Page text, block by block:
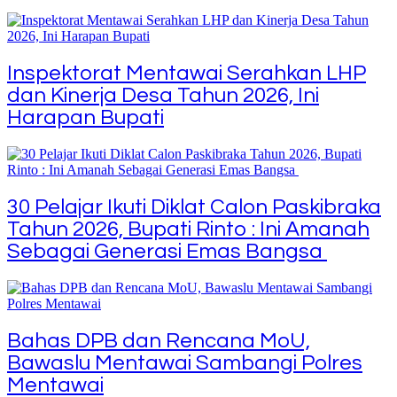
Inspektorat Mentawai Serahkan LHP
dan Kinerja Desa Tahun 2026, Ini
Harapan Bupati
30 Pelajar Ikuti Diklat Calon Paskibraka
Tahun 2026, Bupati Rinto : Ini Amanah
Sebagai Generasi Emas Bangsa
Bahas DPB dan Rencana MoU,
Bawaslu Mentawai Sambangi Polres
Mentawai